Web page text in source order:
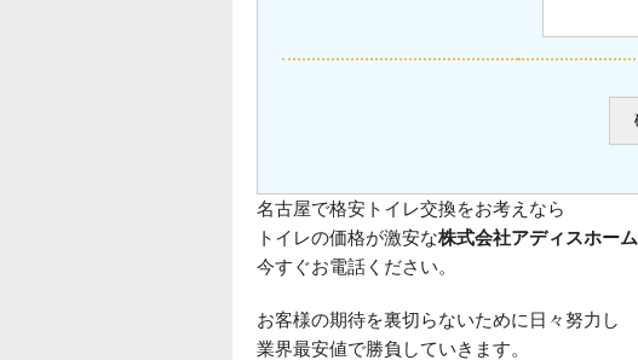
名古屋で格安トイレ交換をお考えなら
トイレの価格が激安な株式会社アディスホーム
今すぐお電話ください。
お客様の期待を裏切らないために日々努力し
業界最安値で勝負していきます。